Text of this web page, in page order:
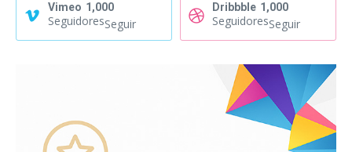
Vimeo 1,000
SeguidoresSeguir
Dribbble 1,000
SeguidoresSeguir